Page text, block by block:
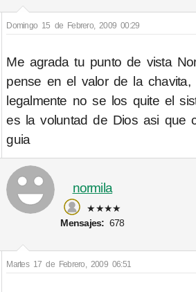
Domingo 15 de Febrero, 2009 00:29
Me agrada tu punto de vista
pense en el valor de la chavita,
legalmente no se los quite el
es la voluntad de Dios asi que
guia
normila
★★★★
Mensajes: 678
Martes 17 de Febrero, 2009 06:51